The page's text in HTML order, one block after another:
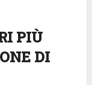
PIÙ
DI